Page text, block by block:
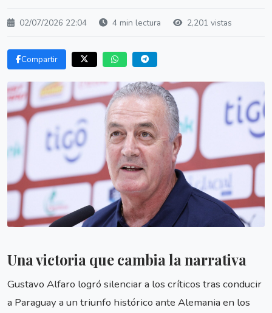
02/07/2026 22:04 4 min lectura 2,201 vistas
Compartir
Una victoria que cambia la narrativa
Gustavo Alfaro logró silenciar a los críticos tras conducir
a Paraguay a un triunfo histórico ante Alemania en los